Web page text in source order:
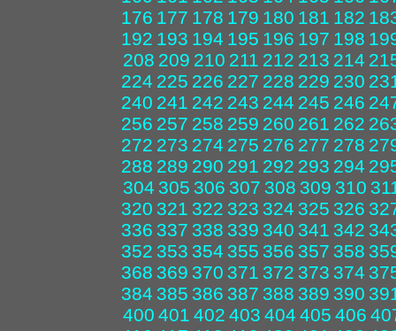
176 177 178 179 180 181 182
192 193 194 195 196 197 198
208 209 210 211 212 213 214
224 225 226 227 228 229 230
240 241 242 243 244 245 246
256 257 258 259 260 261 262
272 273 274 275 276 277 278
288 289 290 291 292 293 294
304 305 306 307 308 309 310
320 321 322 323 324 325 326
336 337 338 339 340 341 342
352 353 354 355 356 357 358
368 369 370 371 372 373 374
384 385 386 387 388 389 390
400 401 402 403 404 405 406